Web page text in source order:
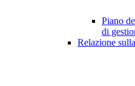
Piano
di
Relazione